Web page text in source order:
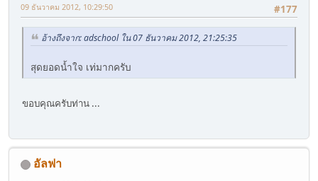
#177
09 ธันวาคม 2012, 10:29:50
อ้างถึงจาก: adschool ใน 07 ธันวาคม 2012, 21:25:35
สุดยอดน้ำใจ เท่มากครับ
ขอบคุณครับท่าน ...
อัลฟา